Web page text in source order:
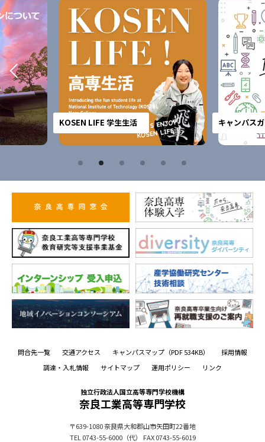
KOSEN LIFE 学生生活 キャンパス
問合先一覧 交通アクセス キャンパスマップ （PDF 534KB）
採用情報
調達・入札情報
サイトマップ 運用ポリシー リンク
独立行政法人国立高等専門学校機構
奈良工業高等専門学校
〒639-1080奈良県大和郡山市矢田町22番地
TEL 0743-55-6000（代）
FAX 0743-55-6019